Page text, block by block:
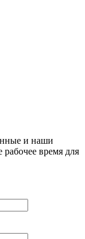
и наши
время для